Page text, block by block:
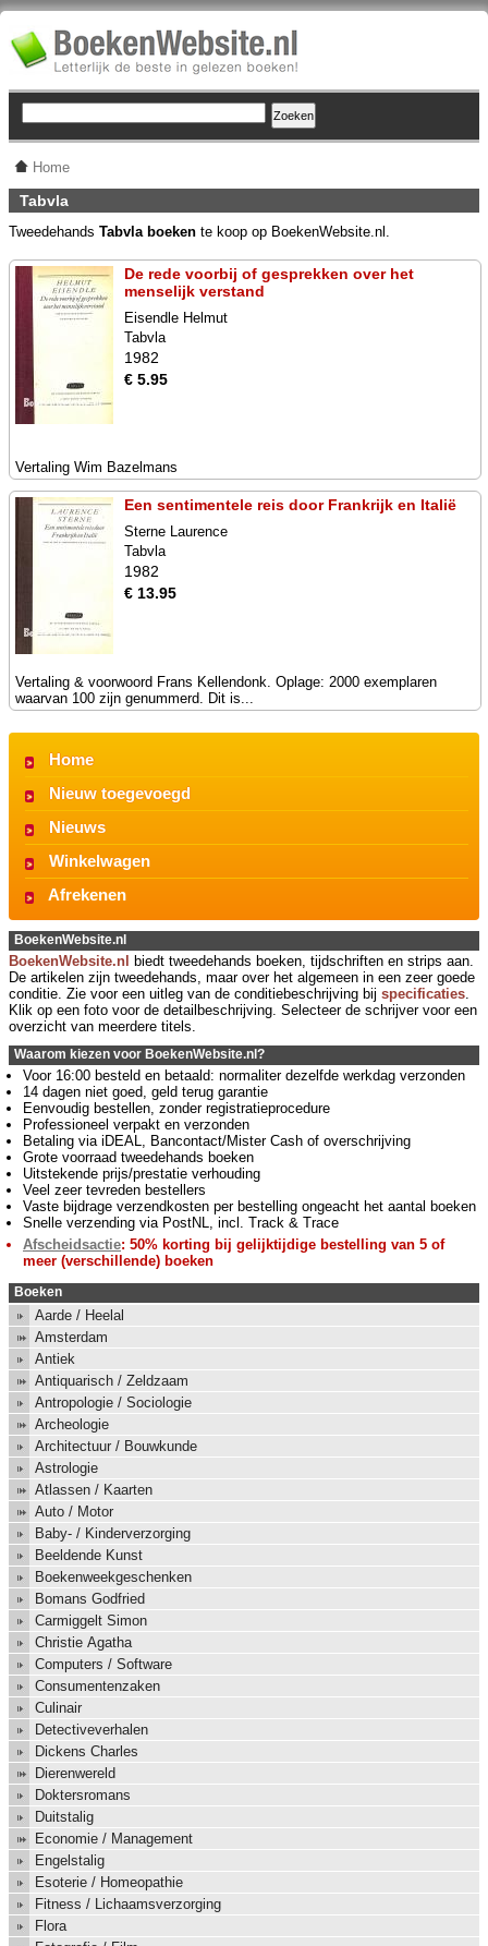
Home
Tabvla
Tweedehands Tabvla boeken te koop op BoekenWebsite.nl.
De rede voorbij of gesprekken over het
menselijk verstand
Eisendle Helmut
Tabvla
1982
€ 5.95
Vertaling Wim Bazelmans
Een sentimentele reis door Frankrijk en Italië
Sterne Laurence
Tabvla
1982
€ 13.95
Vertaling & voorwoord Frans Kellendonk. Oplage: 2000 exemplaren
waarvan 100 zijn genummerd. Dit is...
Home
Nieuw toegevoegd
Nieuws
Winkelwagen
Afrekenen
BoekenWebsite.nl
BoekenWebsite.nl
biedt tweedehands boeken, tijdschriften en strips aan.
De artikelen zijn tweedehands, maar over het algemeen in een zeer goede
conditie. Zie voor een uitleg van de conditiebeschrijving bij specificaties.
Klik op een foto voor de detailbeschrijving. Selecteer de schrijver voor een
overzicht van meerdere titels.
Waarom kiezen voor BoekenWebsite.nl?
Voor 16:00 besteld en betaald: normaliter dezelfde werkdag verzonden
14 dagen niet goed, geld terug garantie
Eenvoudig bestellen, zonder registratieprocedure
Professioneel verpakt en verzonden
Betaling via iDEAL, Bancontact/Mister Cash of overschrijving
Grote voorraad tweedehands boeken
Uitstekende prijs/prestatie verhouding
Veel zeer tevreden bestellers
Vaste bijdrage verzendkosten per bestelling ongeacht het aantal boeken
Snelle verzending via PostNL, incl. Track & Trace
Afscheidsactie: 50% korting bij gelijktijdige bestelling van 5 of
meer (verschillende) boeken
Boeken
Aarde / Heelal
Amsterdam
Antiek
Antiquarisch / Zeldzaam
Antropologie / Sociologie
Archeologie
Architectuur / Bouwkunde
Astrologie
Atlassen / Kaarten
Auto / Motor
Baby- / Kinderverzorging
Beeldende Kunst
Boekenweekgeschenken
Bomans Godfried
Carmiggelt Simon
Christie Agatha
Computers / Software
Consumentenzaken
Culinair
Detectiveverhalen
Dickens Charles
Dierenwereld
Doktersromans
Duitstalig
Economie / Management
Engelstalig
Esoterie / Homeopathie
Fitness / Lichaamsverzorging
Flora